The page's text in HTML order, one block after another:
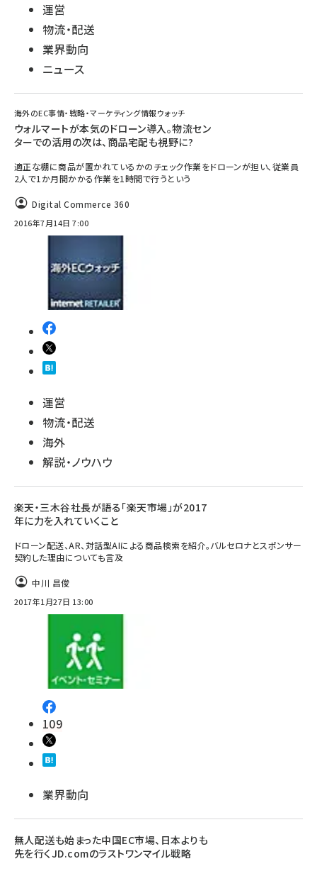
運営
物流・配送
業界動向
ニュース
海外のEC事情・戦略・マーケティング情報ウォッチ
ウォルマートが本気のドローン導入。物流セン
ターでの活用の次は、商品宅配も視野に?
適正な棚に商品が置かれているかのチェック作業をドローンが担い、従業員
2人で1か月間かかる作業を1時間で行うという
Digital Commerce 360
2016年7月14日 7:00
運営
物流・配送
海外
解説・ノウハウ
楽天・三木谷社長が語る「楽天市場」が2017
年に力を入れていくこと
ドローン配送、AR、対話型AIによる商品検索を紹介。バルセロナとスポンサー
契約した理由についても言及
中川 昌俊
2017年1月27日 13:00
109
業界動向
無人配送も始まった中国EC市場、日本よりも
先を行くJD.comのラストワンマイル戦略